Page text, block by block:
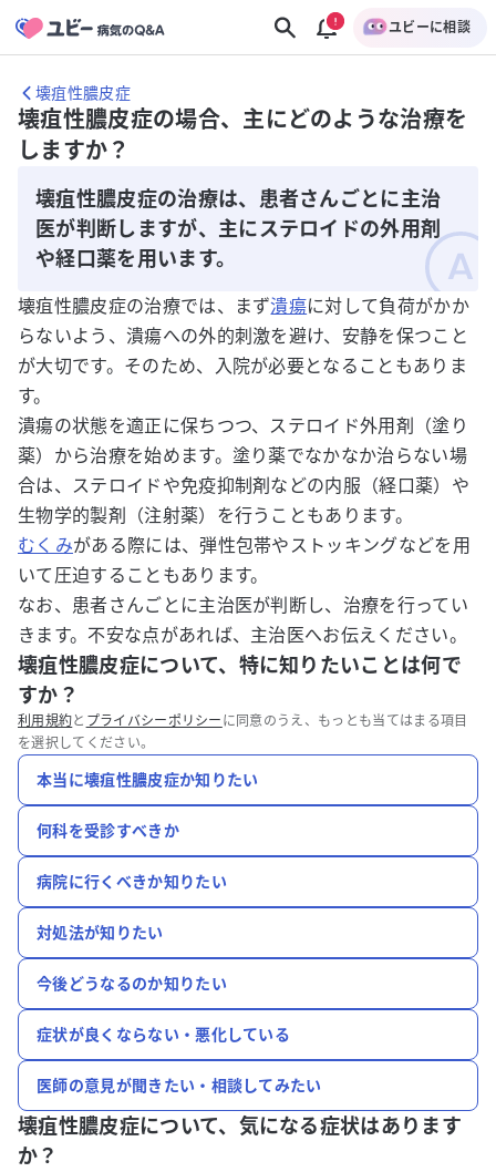
ユビーに相談
壊疽性膿皮症
壊疽性膿皮症の場合、主にどのような治療を
しますか？
壊疽性膿皮症の治療は、患者さんごとに主治
医が判断しますが、主にステロイドの外用剤
や経口薬を用います。
壊疽性膿皮症の治療では、まず潰瘍に対して負荷がかか
らないよう、潰瘍への外的刺激を避け、安静を保つこと
が大切です。そのため、入院が必要となることもありま
す。
潰瘍の状態を適正に保ちつつ、ステロイド外用剤（塗り
薬）から治療を始めます。塗り薬でなかなか治らない場
合は、ステロイドや免疫抑制剤などの内服（経口薬）や
生物学的製剤（注射薬）を行うこともあります。
むくみがある際には、弾性包帯やストッキングなどを用
いて圧迫することもあります。
なお、患者さんごとに主治医が判断し、治療を行ってい
きます。不安な点があれば、主治医へお伝えください。
壊疽性膿皮症について、特に知りたいことは何で
すか？
利用規約と プライバシーポリシー に同意のうえ、もっとも当てはまる項目
を選択してください。
本当に壊疽性膿皮症か知りたい
何科を受診すべきか
病院に行くべきか知りたい
対処法が知りたい
今後どうなるのか知りたい
症状が良くならない・悪化している
医師の意見が聞きたい・相談してみたい
壊疽性膿皮症について、 気になる症状はあります
か？